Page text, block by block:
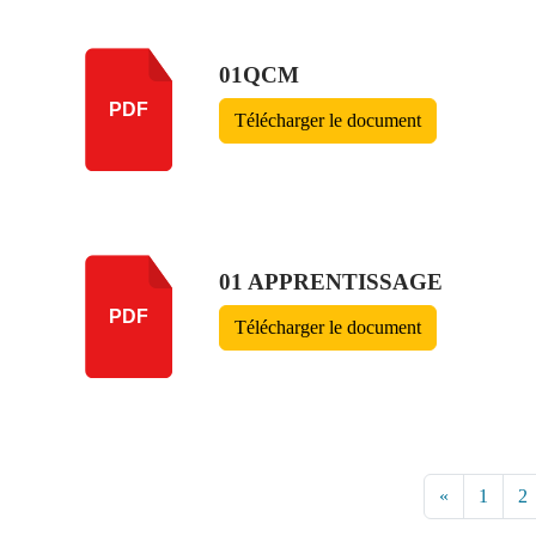
PDF
01QCM
Télécharger le document
PDF
01 APPRENTISSAGE
Télécharger le document
« 1 2